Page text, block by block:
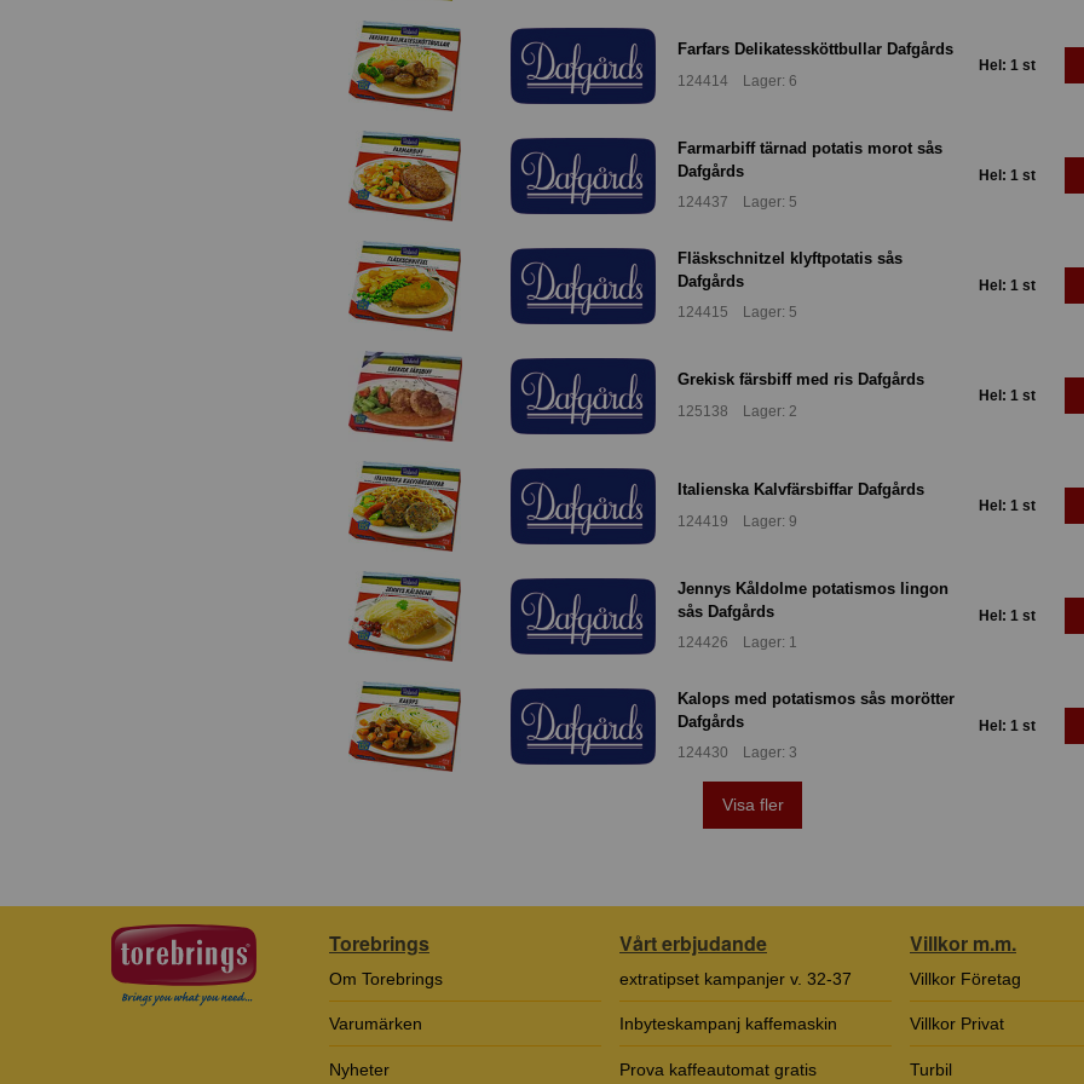
Farfars Delikatessköttbullar Dafgårds
124414 Lager: 6
Hel: 1 st
Farmarbiff tärnad potatis morot sås
Dafgårds
124437 Lager: 5
Hel: 1 st
Fläskschnitzel klyftpotatis sås
Dafgårds
124415 Lager: 5
Hel: 1 st
Grekisk färsbiff med ris Dafgårds
125138 Lager: 2
Hel: 1 st
Italienska Kalvfärsbiffar Dafgårds
124419 Lager: 9
Hel: 1 st
Jennys Kåldolme potatismos lingon
sås Dafgårds
124426 Lager: 1
Hel: 1 st
Kalops med potatismos sås morötter
Dafgårds
124430 Lager: 3
Hel: 1 st
Visa fler
Torebrings
Om Torebrings
Varumärken
Nyheter
Vårt erbjudande
extratipset kampanjer v. 32-37
Inbyteskampanj kaffemaskin
Prova kaffeautomat gratis
Villkor m.m.
Villkor Företag
Villkor Privat
Turbil